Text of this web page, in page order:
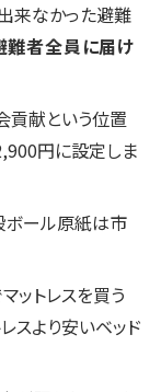
来なかった避難
難者全員に届け
貢献という位置
円に設定しま
ボール原紙は市
ットレスを買う
スより安いベッド